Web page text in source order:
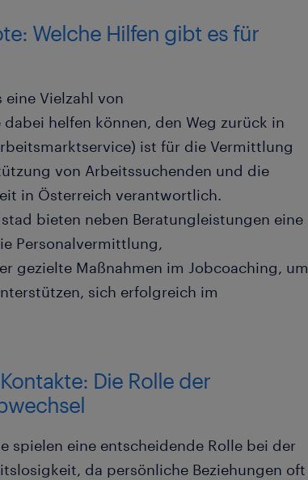
Welche Hilfen gibt es für
Vielzahl von
helfen können, den Weg zurück in
ist für die Vermittlung
von Arbeitssuchenden und die
in Österreich verantwortlich.
bieten neben Beratungleistungen eine
Personalvermittlung,
gezielte Maßnahmen im Jobcoaching, um
sich erfolgreich im
Die Rolle der
spielen eine entscheidende Rolle bei der
da persönliche Beziehungen oft